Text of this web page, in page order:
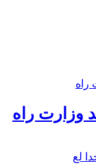
وزارت راه